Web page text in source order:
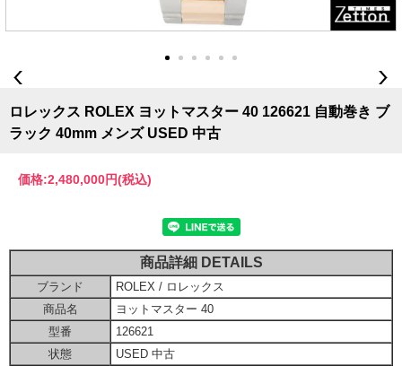
ロレックス ROLEX ヨットマスター 40 126621 自動巻き ブ
ラック 40mm メンズ USED 中古
価格:2,480,000円(税込)
商品詳細 DETAILS
ブランド
ROLEX / ロレックス
商品名
ヨットマスター 40
型番
126621
状態
USED 中古